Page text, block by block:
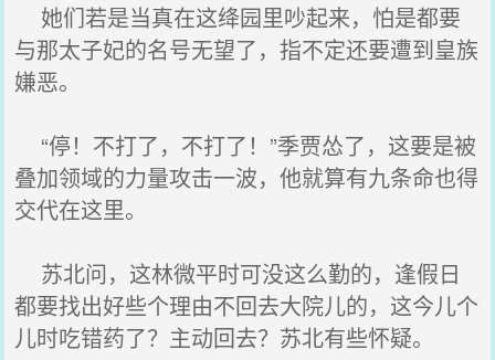
她们若是当真在这绛园里吵起来，怕是都要
与那太子妃的名号无望了，指不定还要遭到皇族
嫌恶。
“停！不打了，不打了！”季贾怂了，这要是被
叠加领域的力量攻击一波，他就算有九条命也得
交代在这里。
苏北问，这林微平时可没这么勤的，逢假日
都要找出好些个理由不回去大院儿的，这今儿个
儿时吃错药了？主动回去？苏北有些怀疑。